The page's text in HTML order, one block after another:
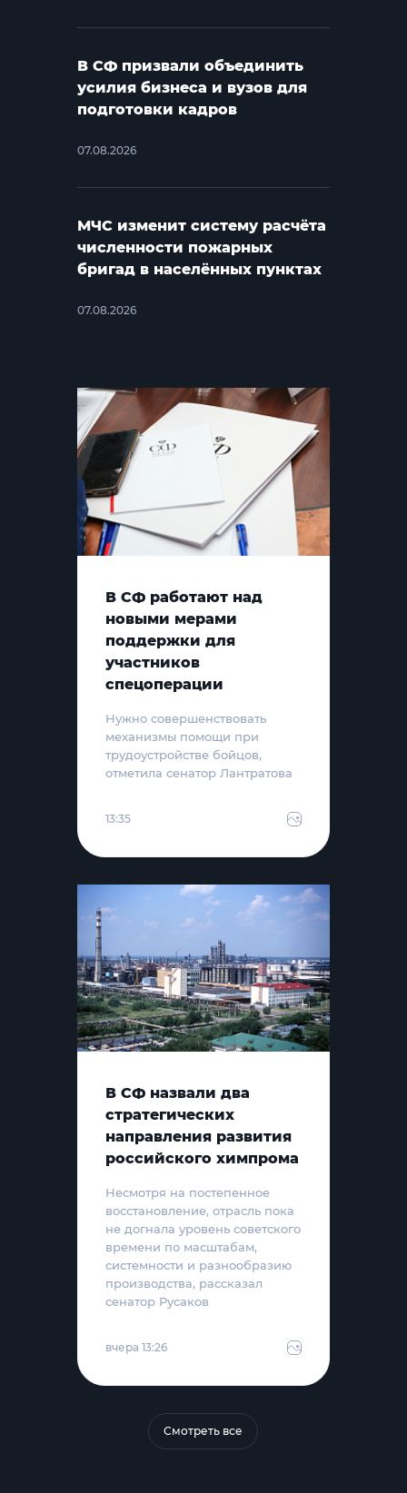
В СФ призвали объединить
усилия бизнеса и вузов для
подготовки кадров
07.08.2026
МЧС изменит систему расчёта
численности пожарных
бригад в населённых пунктах
07.08.2026
В СФ работают над
новыми мерами
поддержки для
участников
спецоперации
Нужно совершенствовать
механизмы помощи при
трудоустройстве бойцов,
отметила сенатор Лантратова
13:35
В СФ назвали два
стратегических
направления развития
российского химпрома
Несмотря на постепенное
восстановление, отрасль пока
не догнала уровень советского
времени по масштабам,
системности и разнообразию
производства, рассказал
сенатор Русаков
вчера 13:26
Смотреть все